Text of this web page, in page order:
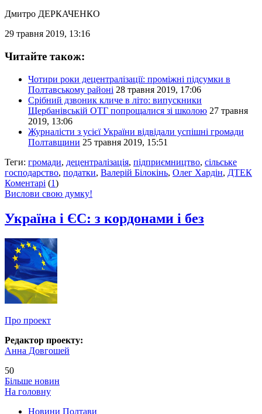
Дмитро ДЕРКАЧЕНКО
29 травня 2019, 13:16
Читайте також:
Чотири роки децентралізації: проміжні підсумки в
Полтавському районі 28 травня 2019, 17:06
Срібний дзвоник кличе в літо: випускники
Щербанівській ОТГ попрощалися зі школою 27 травня
2019, 13:06
Журналісти з усієї України відвідали успішні громади
Полтавщини 25 травня 2019, 15:51
Теги: громади, децентралізація, підприємництво, сільське
господарство, податки, Валерій Білокінь, Олег Хардін, ДТЕК
Коментарі (1)
Вислови свою думку!
Україна і ЄС: з кордонами і без
Про проект
Редактор проекту:
Анна Довгошей
50
Більше новин
На головну
Новини Полтави